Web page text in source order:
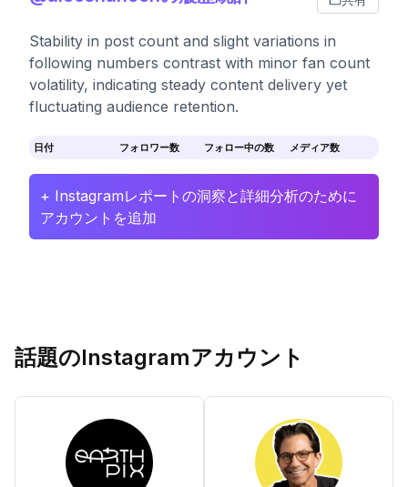
Stability in post count and slight variations in
following numbers contrast with minor fan count
volatility, indicating steady content delivery yet
fluctuating audience retention.
日付 フォロワー数 フォロー中の数 メディア数
+ Instagramレポートの洞察と詳細分析のために
アカウントを追加
話題のInstagramアカウント